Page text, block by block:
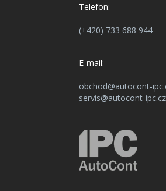
Telefon:
(+420) 733 688 944
E-mail:
obchod@autocont-
servis@autocont-ipc.cz